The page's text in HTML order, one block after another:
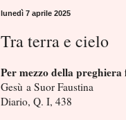
lunedì 7 aprile 2025
Tra terra e cielo
Per mezzo della
Gesù a Suor Faustina
Diario, Q. I, 438